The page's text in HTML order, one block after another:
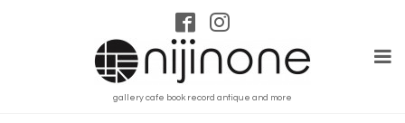
gallery cafe book record antique and more